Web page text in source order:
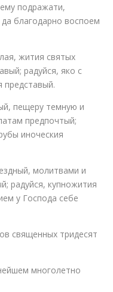
подражати,
благодарно воспоем
жития святых
радуйся, яко с
представый.
пещеру темную и
предпочтый;
иноческия
молитвами и
радуйся, купножития
у Господа себе
священных тридесят
многолетно